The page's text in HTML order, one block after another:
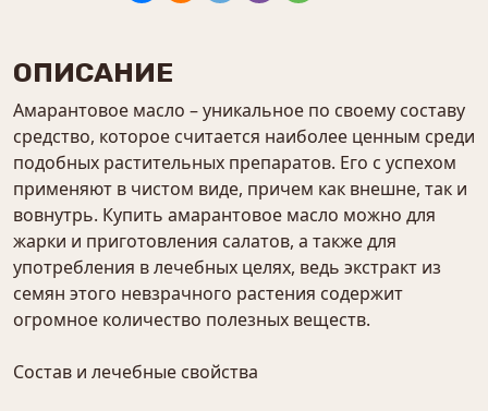
ОПИСАНИЕ
Амарантовое масло – уникальное по своему составу
средство, которое считается наиболее ценным среди
подобных растительных препаратов. Его с успехом
применяют в чистом виде, причем как внешне, так и
вовнутрь. Купить амарантовое масло можно для
жарки и приготовления салатов, а также для
употребления в лечебных целях, ведь экстракт из
семян этого невзрачного растения содержит
огромное количество полезных веществ.
Состав и лечебные свойства